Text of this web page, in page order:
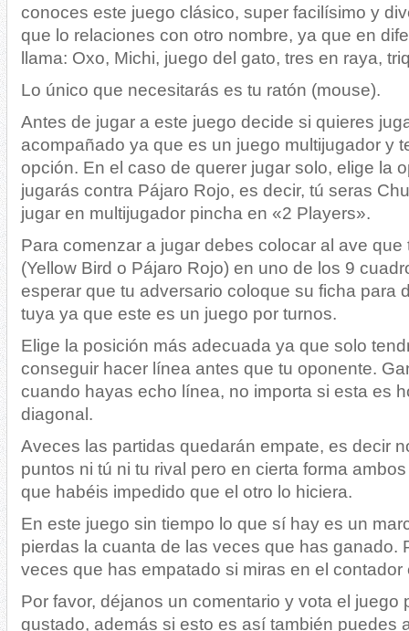
conoces este juego clásico, super facilísimo y
que lo relaciones con otro nombre, ya que en
llama: Oxo, Michi, juego del gato, tres en raya,
Lo único que necesitarás es tu ratón (mouse).
Antes de jugar a este juego decide si quieres
acompañado ya que es un juego multijugador y
opción. En el caso de querer jugar solo, elige la
jugarás contra Pájaro Rojo, es decir, tú seras
jugar en multijugador pincha en «2 Players».
Para comenzar a jugar debes colocar al ave que
(Yellow Bird o Pájaro Rojo) en uno de los 9
esperar que tu adversario coloque su ficha para
tuya ya que este es un juego por turnos.
Elige la posición más adecuada ya que solo
conseguir hacer línea antes que tu oponente.
cuando hayas echo línea, no importa si esta es
diagonal.
Aveces las partidas quedarán empate, es decir
puntos ni tú ni tu rival pero en cierta forma
que habéis impedido que el otro lo hiciera.
En este juego sin tiempo lo que sí hay es un
pierdas la cuanta de las veces que has ganado.
veces que has empatado si miras en el contador
Por favor, déjanos un comentario y vota el juego
gustado, además si esto es así también puedes